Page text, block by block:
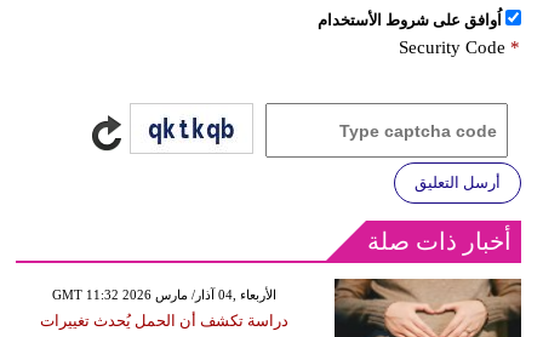
اُوافق على شروط الأستخدام
Security Code *
أرسل التعليق
أخبار ذات صلة
GMT 11:32 2026 الأربعاء ,04 آذار/ مارس
دراسة تكشف أن الحمل يُحدث تغييرات